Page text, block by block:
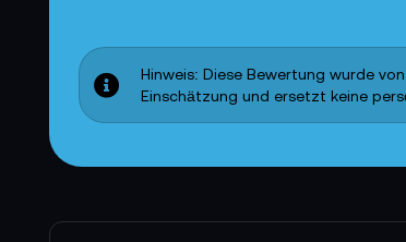
Hinweis: Diese Bewertung wurde
Einschätzung und ersetzt keine